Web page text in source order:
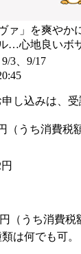
」を爽やか
…心地良いボ
3、9/17
し込みは、受
（うち消費税
（うち消費税
は何でも可。